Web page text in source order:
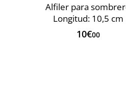
Alfiler para
Longitud: 10,5 cm
10€00